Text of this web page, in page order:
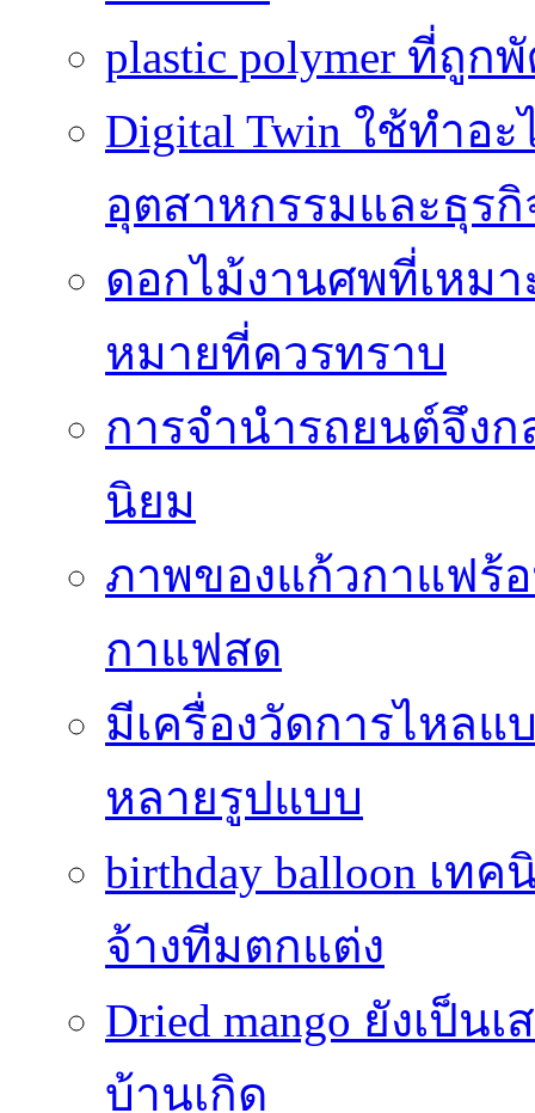
plastic polymer ที่ถู
Digital Twin ใช้ทำอ
อุตสาหกรรมและธุรกิ
ดอกไม้งานศพที่เหม
หมายที่ควรทราบ
การจำนำรถยนต์จึงก
นิยม
ภาพของแก้วกาแฟร้
กาแฟสด
มีเครื่องวัดการไหล
หลายรูปแบบ
birthday balloon เท
จ้างทีมตกแต่ง
Dried mango ยังเป็น
บ้านเกิด